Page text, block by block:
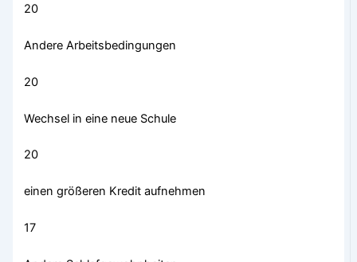
20
Andere Arbeitsbedingungen
20
Wechsel in eine neue Schule
20
einen größeren Kredit aufnehmen
17